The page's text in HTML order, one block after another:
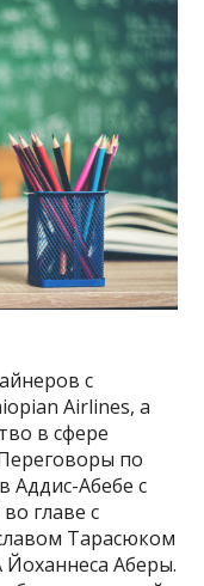
с
Airlines, а
в сфере
по
Аддис-Абебе с
главе с
Тарасюком
Йоханнеса Аберы.